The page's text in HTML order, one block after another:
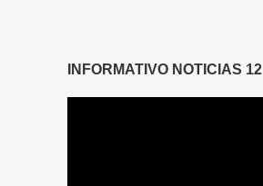
INFORMATIVO NOTICIAS 12